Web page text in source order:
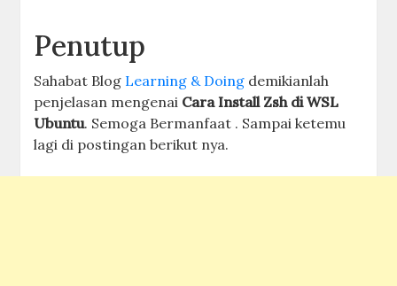
Penutup
Sahabat Blog Learning & Doing demikianlah
penjelasan mengenai Cara Install Zsh di WSL
Ubuntu. Semoga Bermanfaat . Sampai ketemu
lagi di postingan berikut nya.